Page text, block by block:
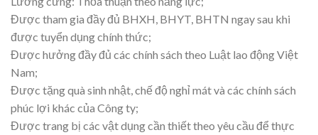
Được tham gia đầy đủ BHXH, BHYT, BHTN ngay sau khi
được tuyển dụng chính thức;
Được hưởng đầy đủ các chính sách theo Luật lao động Việt
Nam;
Được tặng quà sinh nhật, chế độ nghỉ mát và các chính sách
phúc lợi khác của Công ty;
Được trang bị các vật dụng cần thiết theo yêu cầu để thực